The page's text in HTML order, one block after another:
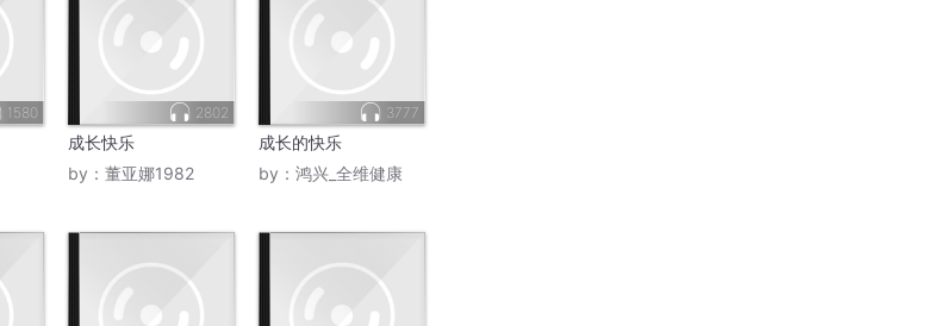
1580 2802
成长快乐
by： 董亚娜1982
3777
成长的快乐
by： 鸿兴_全维健康